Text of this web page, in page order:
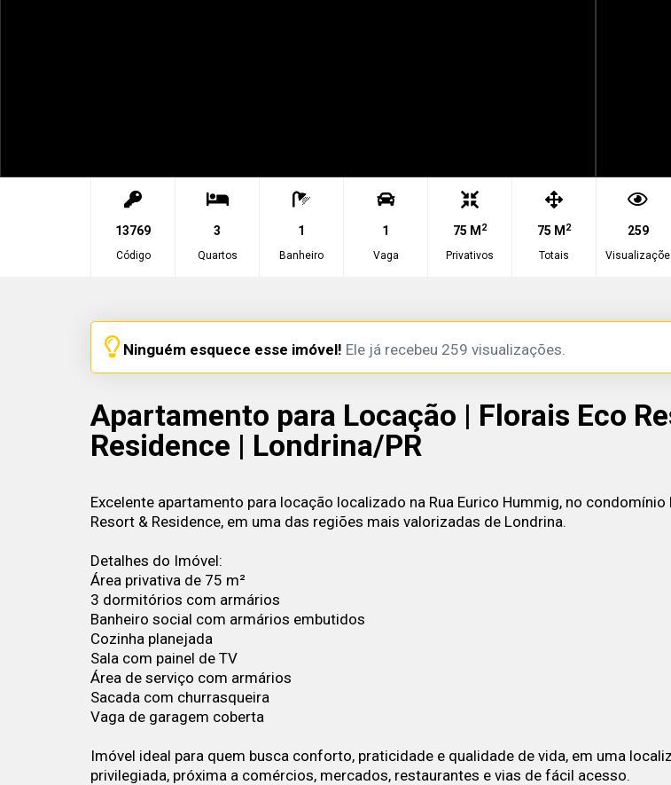
13769
Código
3
Quartos
1
Banheiro
1
Vaga
75 M 2
Privativos
75 M 2
Totais
259
Ninguém esquece esse imóvel! Ele já recebeu 259 visualizações.
Apartamento para Locação | Florais Eco
Residence | Londrina/PR
Excelente apartamento para locação localizado na Rua Eurico Hummig, no condomínio
Resort & Residence, em uma das regiões mais valorizadas de Londrina.
Detalhes do Imóvel:
Área privativa de 75 m²
3 dormitórios com armários
Banheiro social com armários embutidos
Cozinha planejada
Sala com painel de TV
Área de serviço com armários
Sacada com churrasqueira
Vaga de garagem coberta
Imóvel ideal para quem busca conforto, praticidade e qualidade de vida, em uma
privilegiada, próxima a comércios, mercados, restaurantes e vias de fácil acesso.